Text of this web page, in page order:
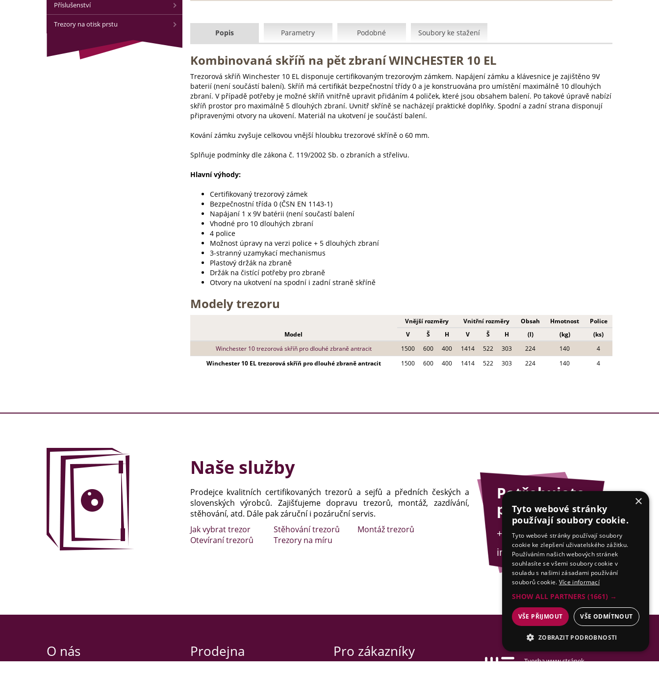
Popis Parametry Podobné Soubory ke stažení
Kombinovaná skříň na pět zbraní WINCHESTER 10 EL
Trezorová skříň Winchester 10 EL disponuje certifikovaným trezorovým zámkem. Napájení zámku a klávesnice je zajištěno 9V
baterií (není součástí balení). Skříň má certifikát bezpečnostní třídy 0 a je konstruována pro umístění maximálně 10 dlouhých
zbraní. V případě potřeby je možné skříň vnitřně upravit přidáním 4 poliček, které jsou obsahem balení. Po takové úpravě nabízí
skříň prostor pro maximálně 5 dlouhých zbraní. Uvnitř skříně se nacházejí praktické doplňky. Spodní a zadní strana disponují
připravenými otvory na ukovení. Materiál na ukotvení je součástí balení.
Kování zámku zvyšuje celkovou vnější hloubku trezorové skříně o 60 mm.
Splňuje podmínky dle zákona č. 119/2002 Sb. o zbraních a střelivu.
Hlavní výhody:
Certifikovaný trezorový zámek
Bezpečnostní třída 0 (ČSN EN 1143-1)
Napájaní 1 x 9V batérii (není součastí balení
Vhodné pro 10 dlouhých zbraní
4 police
Možnost úpravy na verzi police + 5 dlouhých zbraní
3-stranný uzamykací mechanismus
Plastový držák na zbraně
Držák na čistící potřeby pro zbraně
Otvory na ukotvení na spodní i zadní straně skříně
Modely trezoru
Model
Vnější rozměry Vnitřní rozměry Obsah Hmotnost
Police
V
Š H V Š H (l) (kg)
(ks)
Winchester 10 trezorová skříň pro dlouhé zbraně antracit
1500 600 400 1414 522 303 224 140
4
Winchester 10 EL trezorová skříň pro dlouhé zbraně antracit
1500 600 400 1414 522 303 224 140 4
Příslušenství
Trezory na otisk prstu
Naše služby
Prodejce kvalitních certifikovaných trezorů a sejfů a předních českých a
slovenských výrobců. Zajišťujeme dopravu trezorů, montáž, zazdívání,
stěhování, atd. Dále pak záruční i pozáruční servis.
Jak vybrat trezor
Stěhování trezorů
Montáž trezorů
Otevíraní trezorů
Trezory na míru
Potřebujete
poradit?
+420 775 201 001
info@esejfy.net
O nás Prodejna Pro zákazníky
Tvorba www stránek
×
Tyto webové stránky
používají soubory cookie.
Tyto webové stránky používají soubory
cookie ke zlepšení uživatelského zážitku.
Používáním našich webových stránek
souhlasíte se všemi soubory cookie v
souladu s našimi zásadami používání
souborů cookie. Více informací
SHOW ALL PARTNERS (1661) →
VŠE PŘIJMOUT VŠE ODMÍTNOUT
ZOBRAZIT PODROBNOSTI